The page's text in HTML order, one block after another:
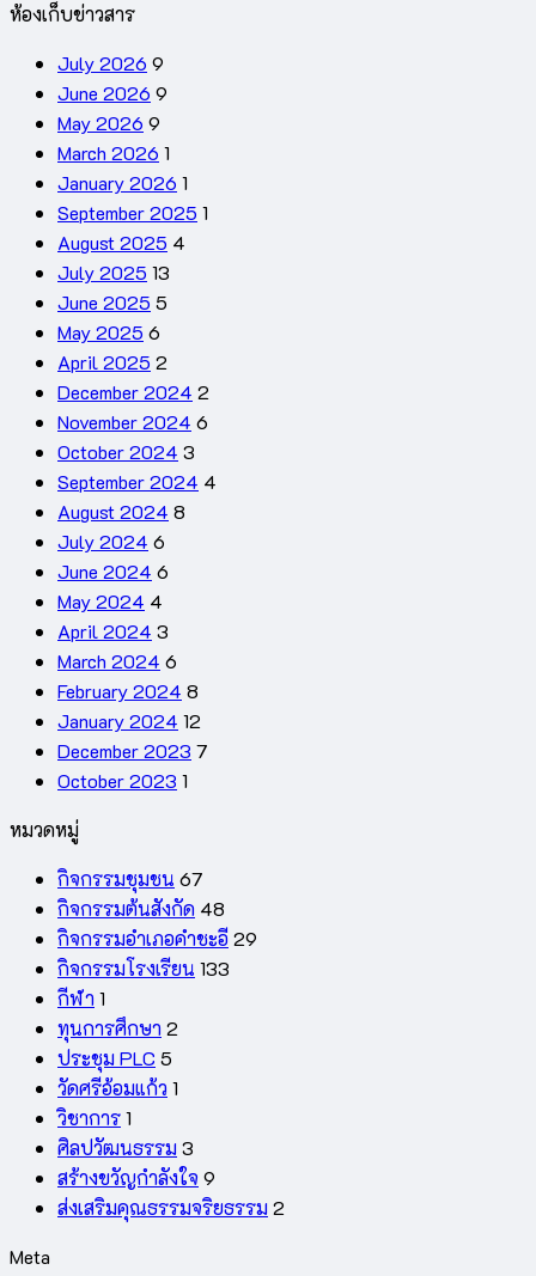
ห้องเก็บข่าวสาร
July 2026 9
June 2026 9
May 2026 9
March 2026 1
January 2026 1
September 2025 1
August 2025 4
July 2025 13
June 2025 5
May 2025 6
April 2025 2
December 2024 2
November 2024 6
October 2024 3
September 2024 4
August 2024 8
July 2024 6
June 2024 6
May 2024 4
April 2024 3
March 2024 6
February 2024 8
January 2024 12
December 2023 7
October 2023 1
หมวดหมู่
กิจกรรมชุมชน 67
กิจกรรมต้นสังกัด 48
กิจกรรมอำเภอคำชะอี 29
กิจกรรมโรงเรียน 133
กีฬา 1
ทุนการศึกษา 2
ประชุม PLC 5
วัดศรีอ้อมแก้ว 1
วิชาการ1
ศิลปวัฒนธรรม 3
สร้างขวัญกำลังใจ 9
ส่งเสริมคุณธรรมจริยธรรม 2
Meta